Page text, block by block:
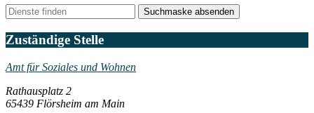
Suchmaske absenden
Zuständige Stelle
Amt für Soziales und Wohnen
Rathausplatz 2
65439 Flörsheim am Main